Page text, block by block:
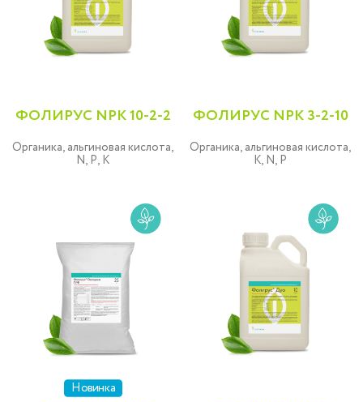
ФОЛИРУС NPK 10-2-2
Органика, альгиновая кислота,
N, P, K
ФОЛИРУС NPK 3-2-10
Органика, альгиновая кислота,
K, N, P
Новинка